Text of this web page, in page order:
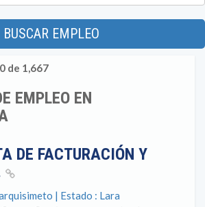
BUSCAR EMPLEO
de 1,667
EMPLEO EN
DE FACTURACIÓN Y
| Estado : Lara